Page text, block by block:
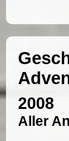
2008
Aller